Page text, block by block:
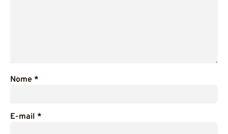
Nome *
E-mail *